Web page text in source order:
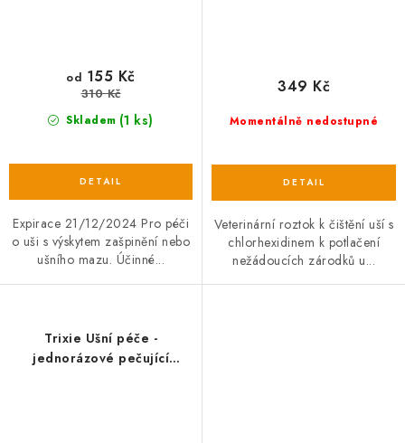
Skladem (1 ks)
od 155 Kč
310 Kč
Expirace 21/12/2024 Pro péči
o uši s výskytem zašpinění nebo
ušního mazu. Účinné...
Momentálně nedostupné
349 Kč
Veterinární roztok k čištění uší s
chlorhexidinem k potlačení
nežádoucích zárodků u...
Trixie Ušní péče -
jednorázové pečující